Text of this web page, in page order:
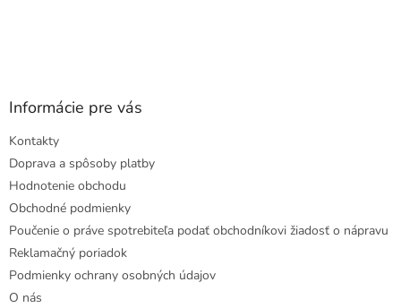
Informácie pre vás
Kontakty
Doprava a spôsoby platby
Hodnotenie obchodu
Obchodné podmienky
Poučenie o práve spotrebiteľa podať obchodníkovi žiadosť o nápravu
Reklamačný poriadok
Podmienky ochrany osobných údajov
O nás